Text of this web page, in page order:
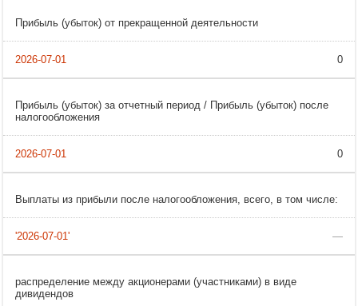
Прибыль (убыток) от прекращенной деятельности
0
Прибыль (убыток) за отчетный период / Прибыль (убыток) после
налогообложения
0
Выплаты из прибыли после налогообложения, всего, в том числе:
—
распределение между акционерами (участниками) в виде
дивидендов